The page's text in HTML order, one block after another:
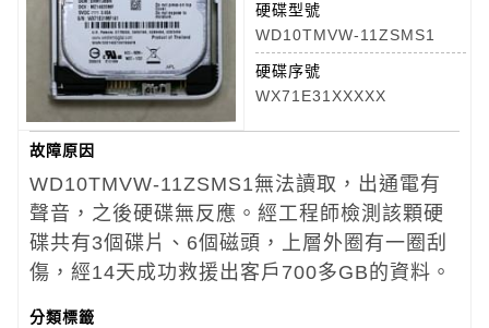
硬碟型號
WD10TMVW-11ZSMS1
硬碟序號
WX71E31XXXXX
故障原因
WD10TMVW-11ZSMS1無法讀取，出通電有
聲音，之後硬碟無反應。 經工程師檢測該顆硬
碟共有3個碟片、6個磁頭，上層外圈有一圈刮
傷，經14天成功救援出客戶700多GB的資料。
分類標籤